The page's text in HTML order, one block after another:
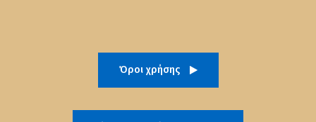
Όροι χρήσης